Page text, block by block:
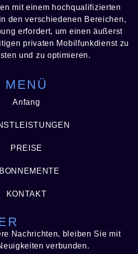
mit einem hochqualifizierten
den verschiedenen Bereichen,
erfordert, um einen äußerst
privaten Mobilfunkdienst zu
und zu optimieren.
MENÜ
Anfang
PREISE
KONTAKT
Nachrichten, bleiben Sie mit
verbunden.